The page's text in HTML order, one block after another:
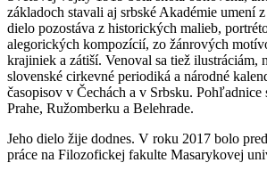
základoch stavali aj srbské Akadémie umení
dielo pozostáva z historických malieb,
alegorických kompozícií, zo žánrových
krajiniek a zátiší. Venoval sa tiež ilustráciám,
slovenské cirkevné periodiká a národné
časopisov v Čechách a v Srbsku.
Prahe, Ružomberku a Belehrade.
Jeho dielo žije dodnes. V roku 2017 bolo
práce na Filozofickej fakulte Masarykovej